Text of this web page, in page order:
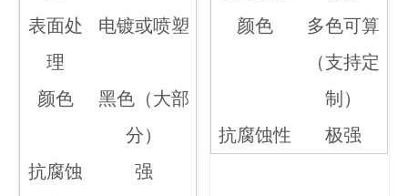
表面处
理
电镀或喷塑
颜色
黑色（大部
分）
抗腐蚀
强
颜色
多色可算
（支持定
制）
抗腐蚀性
极强